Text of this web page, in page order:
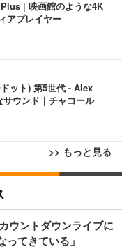
| 映画館のような4K
アプレイヤー
ット) 第5世代 - Alex
ウンド｜チャコール
>> もっと見る
子 テレワーク 疲れな
ンパクト 約105度ロッ
座面昇降 強化ナイロ
在宅ワーク H-WY01
ムモニター | FlexScan
・USB Type-C・ホワ
ーツ 薄型 レギュラー 1
枚
ウントダウンライブに
てきている」